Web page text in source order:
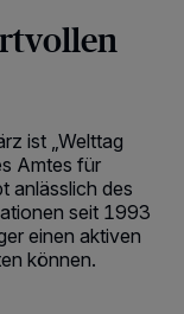
ist „Welttag
Amtes für
anlässlich des
seit 1993
einen aktiven
können.